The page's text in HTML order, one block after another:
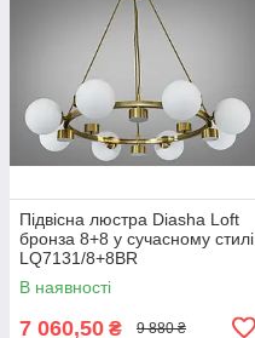
Підвісна люстра Diasha Loft
бронза 8+8 у сучасному стилі
LQ7131/8+8BR
В наявності
7 060,50 ₴ 9 880 ₴